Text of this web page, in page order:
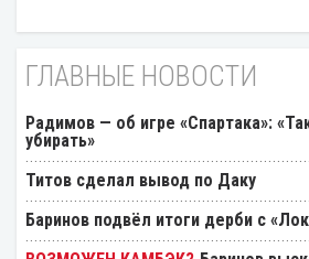
ГЛАВНЫЕ НОВОСТИ
Радимов — об игре «Спартака»:
убирать»
Титов сделал вывод по Даку
Баринов подвёл итоги дерби с